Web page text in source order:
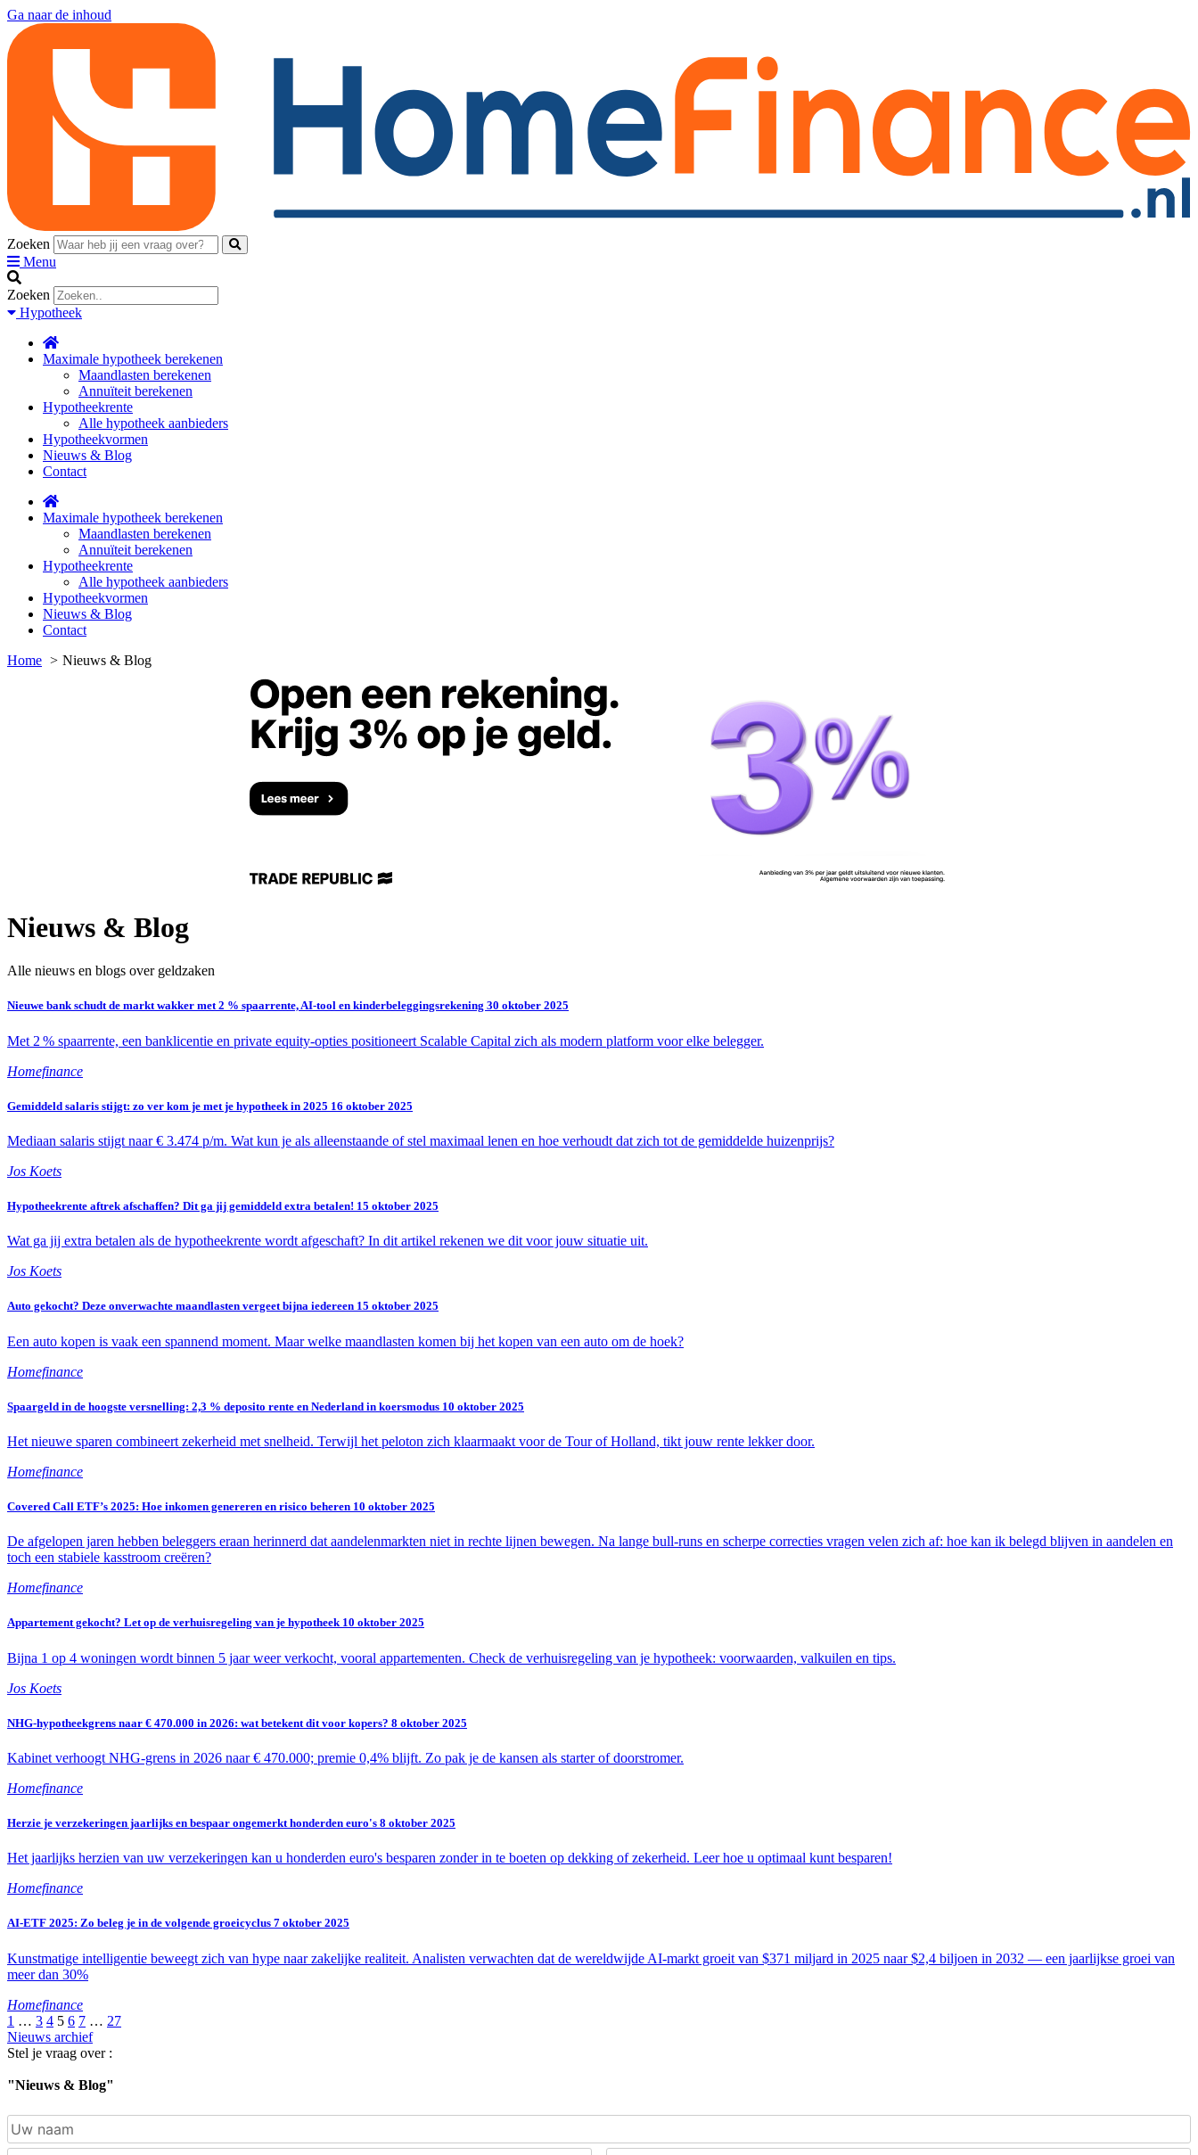
Ga naar de inhoud
Zoeken
Menu
Zoeken
Hypotheek
Maximale hypotheek berekenen
Maandlasten berekenen
Annuïteit berekenen
Hypotheekrente
Alle hypotheek aanbieders
Hypotheekvormen
Nieuws & Blog
Contact
Maximale hypotheek berekenen
Maandlasten berekenen
Annuïteit berekenen
Hypotheekrente
Alle hypotheek aanbieders
Hypotheekvormen
Nieuws & Blog
Contact
Home
Nieuws & Blog
Nieuws & Blog
Alle nieuws en blogs over geldzaken
Nieuwe bank schudt de markt wakker met 2 % spaarrente, AI‑tool en kinderbeleggingsrekening 30 oktober 2025
Met 2 % spaarrente, een banklicentie en private equity‑opties positioneert Scalable Capital zich als modern platform voor elke belegger.
Homefinance
Gemiddeld salaris stijgt: zo ver kom je met je hypotheek in 2025 16 oktober 2025
Mediaan salaris stijgt naar € 3.474 p/m. Wat kun je als alleenstaande of stel maximaal lenen en hoe verhoudt dat zich tot de gemiddelde huizenprijs?
Jos Koets
Hypotheekrente aftrek afschaffen? Dit ga jij gemiddeld extra betalen! 15 oktober 2025
Wat ga jij extra betalen als de hypotheekrente wordt afgeschaft? In dit artikel rekenen we dit voor jouw situatie uit.
Jos Koets
Auto gekocht? Deze onverwachte maandlasten vergeet bijna iedereen 15 oktober 2025
Een auto kopen is vaak een spannend moment. Maar welke maandlasten komen bij het kopen van een auto om de hoek?
Homefinance
Spaargeld in de hoogste versnelling: 2,3 % deposito rente en Nederland in koersmodus 10 oktober 2025
Het nieuwe sparen combineert zekerheid met snelheid. Terwijl het peloton zich klaarmaakt voor de Tour of Holland, tikt jouw rente lekker door.
Homefinance
Covered Call ETF’s 2025: Hoe inkomen genereren en risico beheren 10 oktober 2025
De afgelopen jaren hebben beleggers eraan herinnerd dat aandelenmarkten niet in rechte lijnen bewegen. Na lange bull-runs en scherpe correcties vragen velen zich af: hoe kan ik belegd blijven in aandelen en
toch een stabiele kasstroom creëren?
Homefinance
Appartement gekocht? Let op de verhuisregeling van je hypotheek 10 oktober 2025
Bijna 1 op 4 woningen wordt binnen 5 jaar weer verkocht, vooral appartementen. Check de verhuisregeling van je hypotheek: voorwaarden, valkuilen en tips.
Jos Koets
NHG-hypotheekgrens naar € 470.000 in 2026: wat betekent dit voor kopers? 8 oktober 2025
Kabinet verhoogt NHG-grens in 2026 naar € 470.000; premie 0,4% blijft. Zo pak je de kansen als starter of doorstromer.
Homefinance
Herzie je verzekeringen jaarlijks en bespaar ongemerkt honderden euro's 8 oktober 2025
Het jaarlijks herzien van uw verzekeringen kan u honderden euro's besparen zonder in te boeten op dekking of zekerheid. Leer hoe u optimaal kunt besparen!
Homefinance
AI-ETF 2025: Zo beleg je in de volgende groeicyclus 7 oktober 2025
Kunstmatige intelligentie beweegt zich van hype naar zakelijke realiteit. Analisten verwachten dat de wereldwijde AI-markt groeit van $371 miljard in 2025 naar $2,4 biljoen in 2032 — een jaarlijkse groei van
meer dan 30%
Homefinance
1 … 3 4 5 6 7 … 27
Nieuws archief
Stel je vraag over :
"Nieuws & Blog"